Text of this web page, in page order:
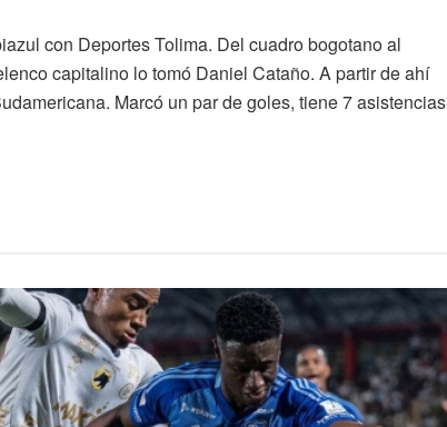
con Deportes Tolima. Del cuadro bogotano al
capitalino lo tomó Daniel Cataño. A partir de ahí
Marcó un par de goles, tiene 7 asistencias